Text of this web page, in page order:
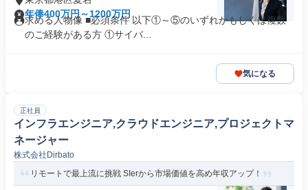
年俸400万円～1200万円
求める人物像 ■必須条件 以下①～⑤のいずれかもしくは複数
のご経験がある方 ①サイバ...
気になる
正社員
インフラエンジニア,クラウドエンジニア,プロジェクトマ
ネージャー
株式会社Dirbato
リモートで最上流に挑戦 SIerから市場価値を高め年収アップ！